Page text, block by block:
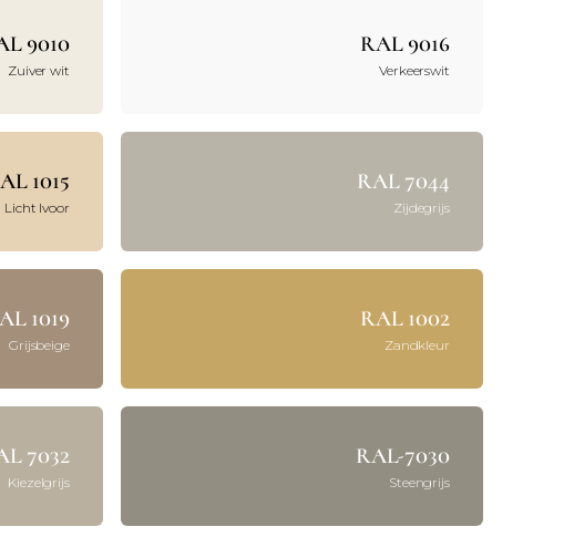
9010
Zuiver wit
RAL 9016
Verkeerswit
1015
Licht Ivoor
RAL 7044
Zijdegrijs
1019
Grijsbeige
RAL 1002
Zandkleur
7032
Kiezelgrijs
RAL-7030
Steengrijs